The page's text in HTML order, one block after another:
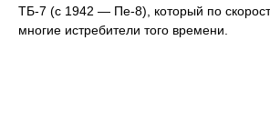
ТБ-7 (с 1942 — Пе-8), который по
многие истребители того времени.